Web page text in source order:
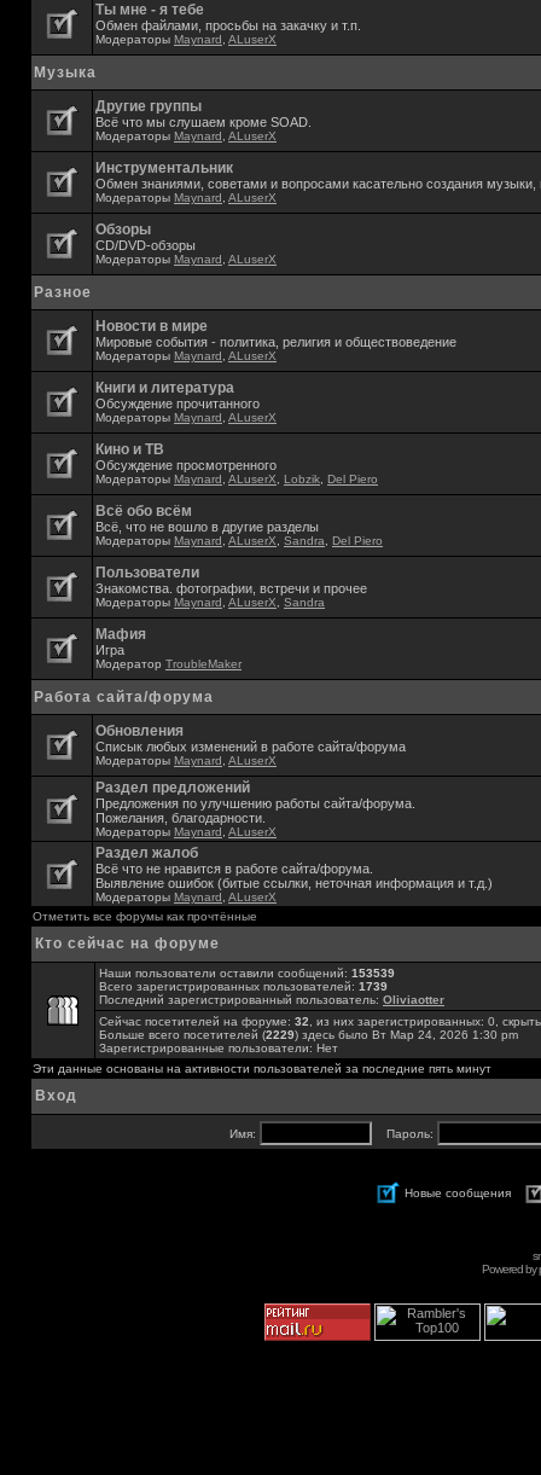
Ты мне - я тебе
Обмен файлами, просьбы на закачку и т.п.
Модераторы Maynard ALuserX
Музыка
Другие группы
Всё что мы слушаем кроме SOAD.
Модераторы Maynard ALuserX
Инструментальник
Обмен знаниями, советами и вопросами касательно создания музыки,
Модераторы Maynard ALuserX
Обзоры
CD/DVD-обзоры
Модераторы Maynard ALuserX
Разное
Новости в мире
Мировые события - политика, религия и обществоведение
Модераторы Maynard ALuserX
Книги и литература
Обсуждение прочитанного
Модераторы Maynard ALuserX
Кино и ТВ
Обсуждение просмотренного
Модераторы Maynard ALuserX Lobzik Del Piero
Всё обо всём
Всё, что не вошло в другие разделы
Модераторы Maynard ALuserX Sandra Del Piero
Пользователи
Знакомства. фотографии, встречи и прочее
Модераторы Maynard ALuserX Sandra
Мафия
Игра
Модератор TroubleMaker
Работа сайта/форума
Обновления
Списык любых изменений в работе сайта/форума
Модераторы Maynard ALuserX
Раздел предложений
Предложения по улучшению работы сайта/форума.
Пожелания, благодарности.
Модераторы Maynard ALuserX
Раздел жалоб
Всё что не нравится в работе сайта/форума.
Выявление ошибок (битые ссылки, неточная информация и т.д.)
Модераторы Maynard ALuserX
Отметить все форумы как прочтённые
Кто сейчас на форуме
Наши пользователи оставили сообщений: 153539
Всего зарегистрированных пользователей: 1739
Последний зарегистрированный пользователь: Oliviaotter
Сейчас посетителей на форуме: 32 , из них зарегистрированных: 0,
Больше всего посетителей (2229) здесь было Вт Мар 24, 2026 1:30 pm
Зарегистрированные пользователи: Нет
Эти данные основаны на активности пользователей за последние пять минут
Вход
Имя: Пароль:
Новые сообщения
Powered by